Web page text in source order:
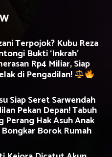
Terpojok? Kubu Reza
Bukti ‘Inkrah’
Rp4 Miliar, Siap
di Pengadilan!
Siap Seret Sarwendah
Pekan Depan! Tabuh
Perang Hak Asuh Anak
Borok Rumah